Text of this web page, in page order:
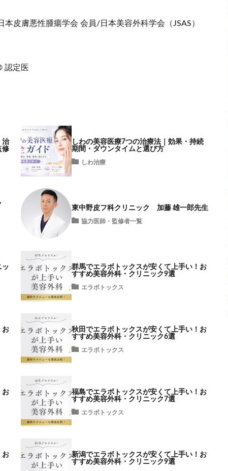
皮膚悪性腫瘍学会 会員/日本美容外科学会（JSAS）
認定医
治
修
しわの美容医療7つの治療法｜効果・持続
期間・ダウンタイムと選び方
しわ治療
東中野皮フ科クリニック 加藤 雄一郎先生
協力医師・監修者一覧
ッ
群馬でエラボトックスが安くて上手い！お
すすめ美容外科・クリニック9選
エラボトックス
お
秋田でエラボトックスが安くて上手い！お
すすめ美容外科・クリニック6選
エラボトックス
お
福島でエラボトックスが安くて上手い！お
すすめ美容外科・クリニック7選
エラボトックス
お
新潟でエラボトックスが安くて上手い！お
すすめ美容外科・クリニック9選